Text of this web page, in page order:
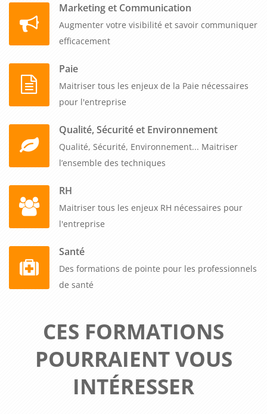
Marketing et Communication
Augmenter votre visibilité et savoir communiquer
efficacement
Paie
Maitriser tous les enjeux de la Paie nécessaires
pour l'entreprise
Qualité, Sécurité et Environnement
Qualité, Sécurité, Environnement... Maitriser
l’ensemble des techniques
RH
Maitriser tous les enjeux RH nécessaires pour
l'entreprise
Santé
Des formations de pointe pour les professionnels
de santé
CES FORMATIONS
POURRAIENT VOUS
INTÉRESSER